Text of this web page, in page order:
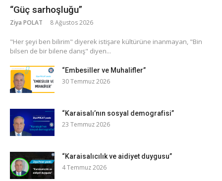
“Güç sarhoşluğu”
Ziya POLAT 8 Ağustos 2026
​"Her şeyi ben bilirim" diyerek istişare kültürüne inanmayan, "Bin
bilsen de bir bilene danış" diyen...
“Embesiller ve Muhalifler”
30 Temmuz 2026
“Karaisalı’nın sosyal demografisi”
23 Temmuz 2026
“Karaisalıcılık ve aidiyet duygusu”
4 Temmuz 2026